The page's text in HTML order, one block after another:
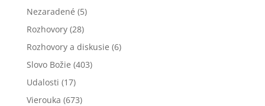
Nezaradené (5)
Rozhovory(28)
Rozhovory a diskusie (6)
Slovo Božie (403)
Udalosti (17)
Vierouka (673)